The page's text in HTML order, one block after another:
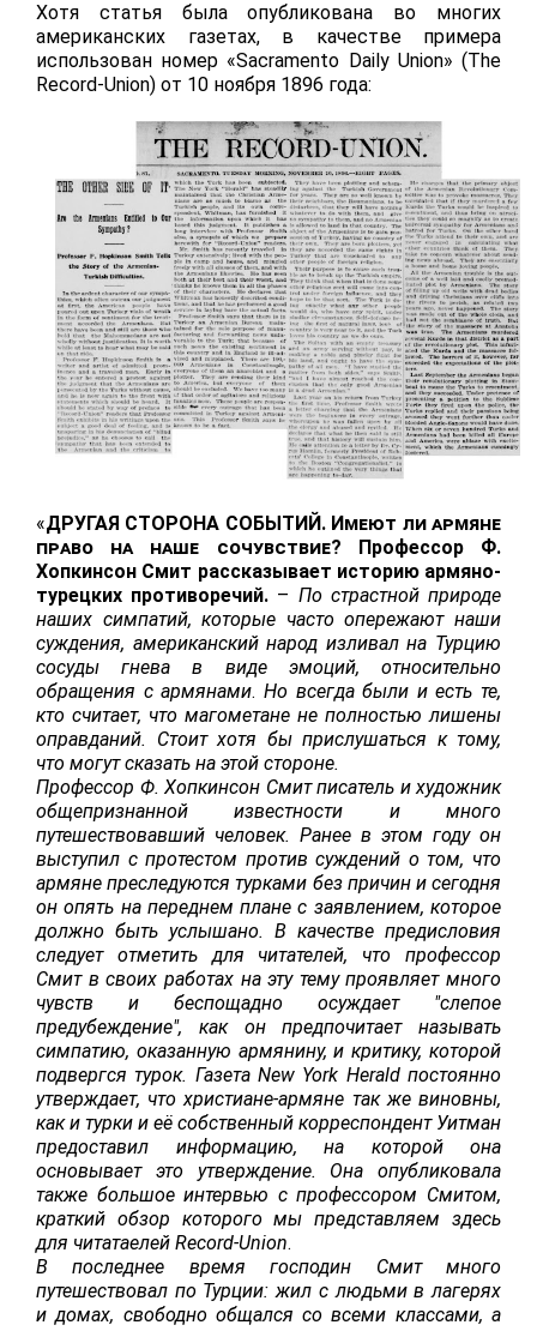
Хотя статья была опубликована во многих
американских газетах, в качестве примера
использован номер «Sacramento Daily Union» (The
Record-Union) от 10 ноября 1896 года:
«ДРУГАЯ СТОРОНА СОБЫТИЙ. Имеют ли армяне
право на наше сочувствие?
Профессор Ф.
Хопкинсон Смит рассказывает историю армяно-
турецких противоречий. – По страстной природе
наших симпатий, которые часто опережают наши
суждения, американский народ изливал на Турцию
сосуды гнева в виде эмоций, относительно
обращения с армянами. Но всегда были и есть те,
кто считает, что магометане не полностью лишены
оправданий. Стоит хотя бы прислушаться к тому,
что могут сказать на этой стороне.
Профессор Ф. Хопкинсон Смит писатель и художник
общепризнанной известности и много
путешествовавший человек. Ранее в этом году он
выступил с протестом против суждений о том, что
армяне преследуются турками без причин и сегодня
он опять на переднем плане с заявлением, которое
должно быть услышано. В качестве предисловия
следует отметить для читателей, что профессор
Смит в своих работах на эту тему проявляет много
чувств и беспощадно осуждает "слепое
предубеждение", как он предпочитает называть
симпатию, оказанную армянину, и критику, которой
подвергся турок. Газета New York Heraldпостоянно
утверждает, что христиане-армяне так же виновны,
как и турки и её собственный корреспондент Уитман
предоставил информацию, на которой она
основывает это утверждение. Она опубликовала
также большое интервью с профессором Смитом,
краткий обзор которого мы представляем здесь
для читатаелей Record-Union.
В последнее время господин Смит много
путешествовал по Турции: жил с людьми в лагерях
и домах, свободно общался со всеми классами, а